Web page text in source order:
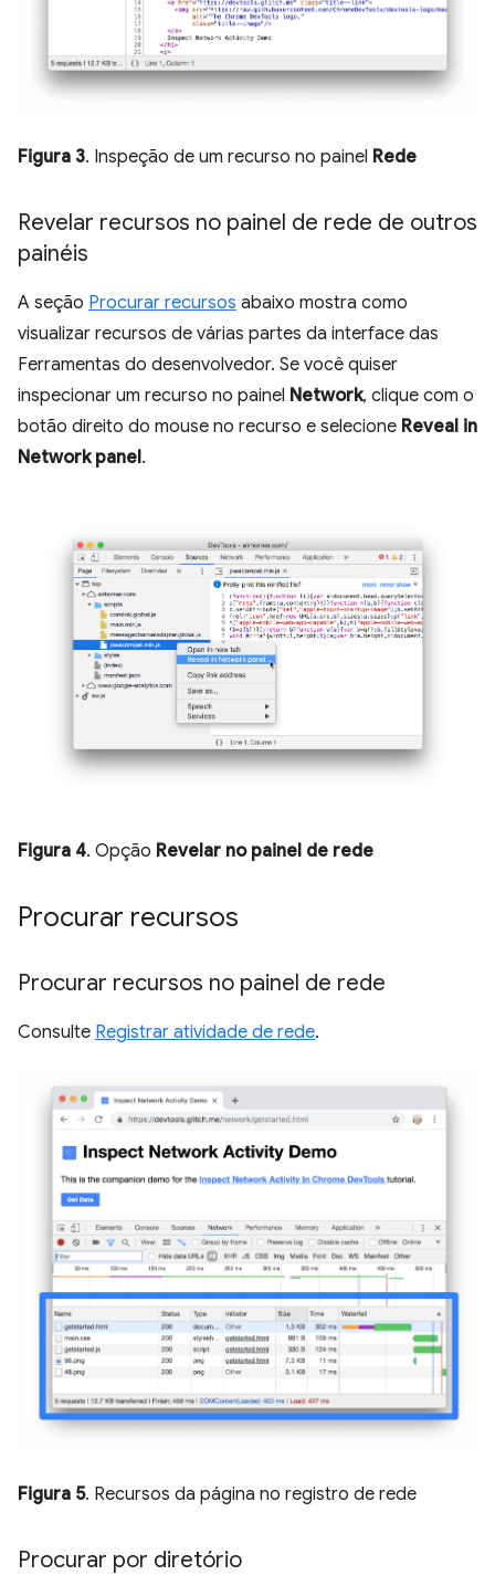
Figura 3. Inspeção de um recurso no painel Rede
Revelar recursos no painel de rede de outros
painéis
A seção Procurar recursos abaixo mostra como
visualizar recursos de várias partes da interface das
Ferramentas do desenvolvedor. Se você quiser
inspecionar um recurso no painel Network, clique com o
botão direito do mouse no recurso e selecione Reveal in
Network panel.
Figura 4. Opção Revelar no painel de rede
Procurar recursos
Procurar recursos no painel de rede
Consulte Registrar atividade de rede.
Figura 5. Recursos da página no registro de rede
Procurar por diretório